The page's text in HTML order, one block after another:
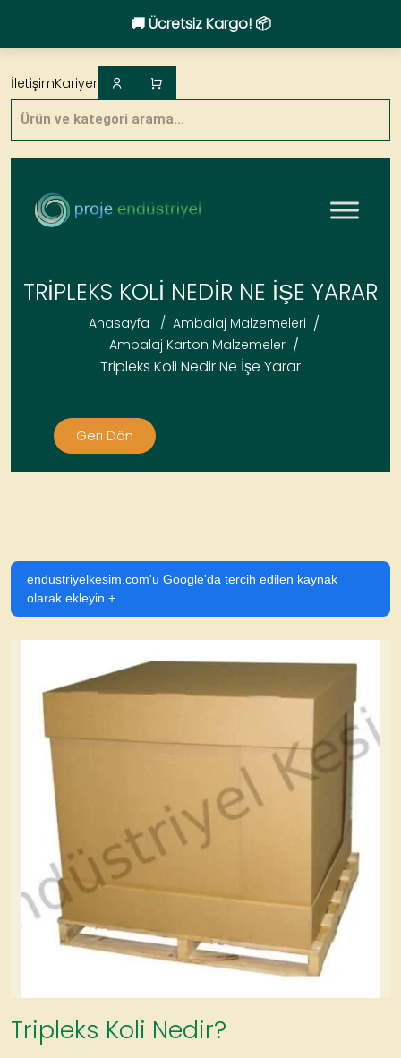
🚚 Ücretsiz Kargo! 📦
to
content
Products
search
İletişimKariyer
TRIPLEKS KOLI NEDIR NE İŞE YARAR
Anasayfa / Ambalaj Malzemeleri /
Ambalaj Karton Malzemeler /
Tripleks Koli Nedir Ne İşe Yarar
Geri Dön
endustriyelkesim.com'u Google'da tercih edilen kaynak
olarak ekleyin +
Tripleks Koli Nedir?